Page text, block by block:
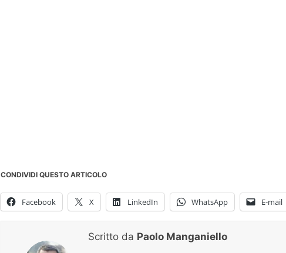
CONDIVIDI QUESTO ARTICOLO
Facebook X LinkedIn WhatsApp E-mail
Scritto da Paolo Manganiello